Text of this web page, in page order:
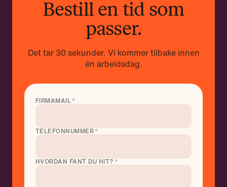
Bestill en tid som
passer.
Det tar 30 sekunder. Vi kommer tilbake innen
én arbeidsdag.
FIRMAMAIL*
TELEFONNUMMER*
HVORDAN FANT DU HIT?*